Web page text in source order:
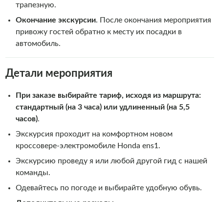
трапезную.
Окончание экскурсии. После окончания мероприятия
привожу гостей обратно к месту их посадки в
автомобиль.
Детали мероприятия
При заказе выбирайте тариф, исходя из маршрута:
стандартный (на 3 часа) или удлиненный (на 5,5
часов).
Экскурсия проходит на комфортном новом
кроссовере-электромобиле Honda ens1.
Экскурсию проведу я или любой другой гид с нашей
команды.
Одевайтесь по погоде и выбирайте удобную обувь.